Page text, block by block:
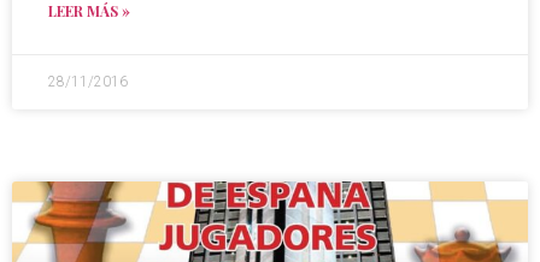
LEER MÁS »
28/11/2016